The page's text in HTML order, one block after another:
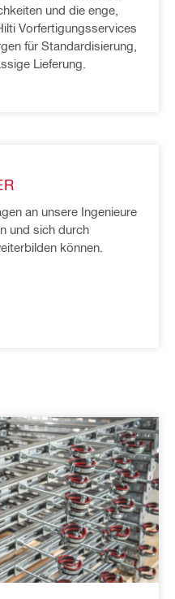
und die enge,
Vorfertigungsservices
für Standardisierung,
Lieferung.
an unsere Ingenieure
und sich durch
können.